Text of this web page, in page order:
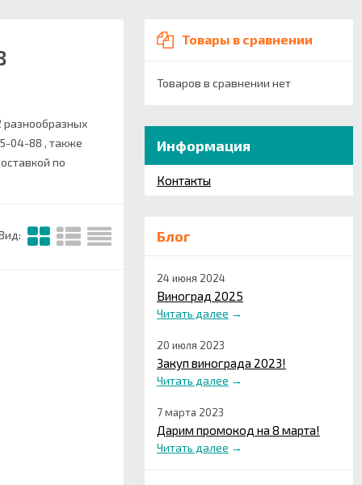
Товары в сравнении
Товаров в сравнении нет
Информация
Контакты
Блог
24 июня 2024
Виноград 2025
Читать далее →
20 июля 2023
Закуп винограда 2023!
Читать далее →
7 марта 2023
Дарим промокод на 8 марта!
Читать далее →
разнообразных
04-88 , также
по